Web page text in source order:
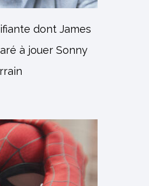
dont James
à jouer Sonny